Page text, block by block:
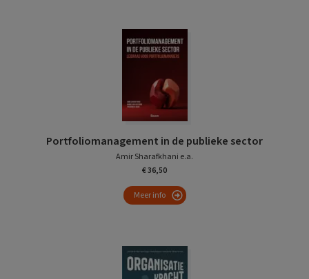
Portfoliomanagement in de publieke sector
Amir Sharafkhani e.a.
€ 36,50
Meer info